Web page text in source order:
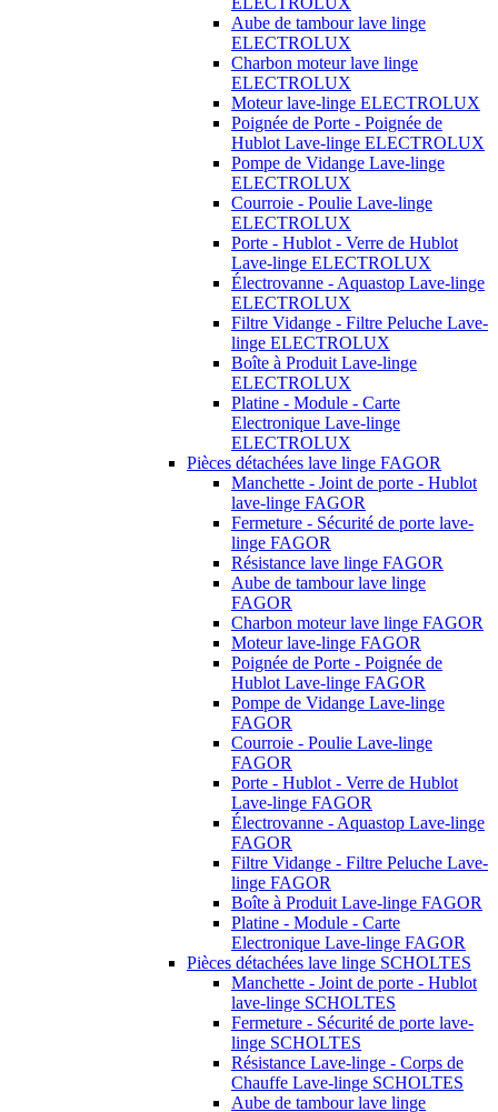
Aube de tambour lave linge
ELECTROLUX
Charbon moteur lave linge
ELECTROLUX
Moteur lave-linge ELECTROLUX
Poignée de Porte - Poignée de
Hublot Lave-linge ELECTROLUX
Pompe de Vidange Lave-linge
ELECTROLUX
Courroie - Poulie Lave-linge
ELECTROLUX
Porte - Hublot - Verre de Hublot
Lave-linge ELECTROLUX
Électrovanne - Aquastop Lave-linge
ELECTROLUX
Filtre Vidange - Filtre Peluche Lave-
linge ELECTROLUX
Boîte à Produit Lave-linge
ELECTROLUX
Platine - Module - Carte
Electronique Lave-linge
ELECTROLUX
Pièces détachées lave linge FAGOR
Manchette - Joint de porte - Hublot
lave-linge FAGOR
Fermeture - Sécurité de porte lave-
linge FAGOR
Résistance lave linge FAGOR
Aube de tambour lave linge
FAGOR
Charbon moteur lave linge FAGOR
Moteur lave-linge FAGOR
Poignée de Porte - Poignée de
Hublot Lave-linge FAGOR
Pompe de Vidange Lave-linge
FAGOR
Courroie - Poulie Lave-linge
FAGOR
Porte - Hublot - Verre de Hublot
Lave-linge FAGOR
Électrovanne - Aquastop Lave-linge
FAGOR
Filtre Vidange - Filtre Peluche Lave-
linge FAGOR
Boîte à Produit Lave-linge FAGOR
Platine - Module - Carte
Electronique Lave-linge FAGOR
Pièces détachées lave linge SCHOLTES
Manchette - Joint de porte - Hublot
lave-linge SCHOLTES
Fermeture - Sécurité de porte lave-
linge SCHOLTES
Résistance Lave-linge - Corps de
Chauffe Lave-linge SCHOLTES
Aube de tambour lave linge